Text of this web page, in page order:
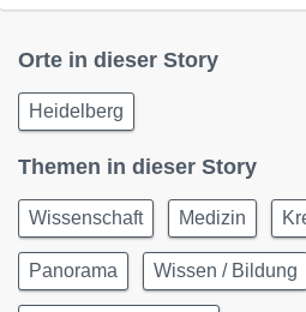
Orte in dieser Story
Heidelberg
Themen in dieser Story
Wissenschaft Medizin
Panorama Wissen / Bildung